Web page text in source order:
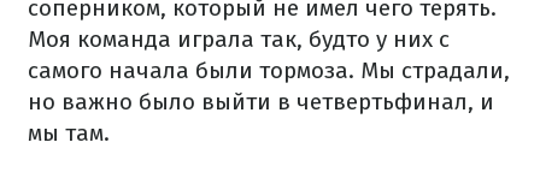
соперником, который не имел чего терять.
Моя команда играла так, будто у них с
самого начала были тормоза. Мы страдали,
но важно было выйти в четвертьфинал, и
мы там.